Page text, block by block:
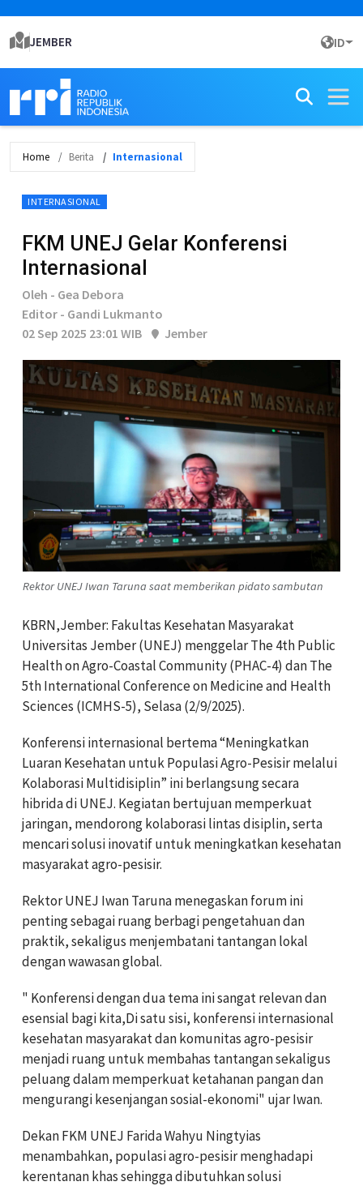
JEMBER ID
Home Berita Internasional
INTERNASIONAL
FKM UNEJ Gelar Konferensi
Internasional
Oleh - Gea Debora
Editor - Gandi Lukmanto
02 Sep 2025 23:01 WIB
Jember
Rektor UNEJ Iwan Taruna saat memberikan pidato sambutan
KBRN,Jember: Fakultas Kesehatan Masyarakat
Universitas Jember (UNEJ) menggelar The 4th Public
Health on Agro-Coastal Community (PHAC-4) dan The
5th International Conference on Medicine and Health
Sciences (ICMHS-5), Selasa (2/9/2025).
Konferensi internasional bertema “Meningkatkan
Luaran Kesehatan untuk Populasi Agro-Pesisir melalui
Kolaborasi Multidisiplin” ini berlangsung secara
hibrida di UNEJ. Kegiatan bertujuan memperkuat
jaringan, mendorong kolaborasi lintas disiplin, serta
mencari solusi inovatif untuk meningkatkan kesehatan
masyarakat agro-pesisir.
Rektor UNEJ Iwan Taruna menegaskan forum ini
penting sebagai ruang berbagi pengetahuan dan
praktik, sekaligus menjembatani tantangan lokal
dengan wawasan global.
" Konferensi dengan dua tema ini sangat relevan dan
esensial bagi kita,Di satu sisi, konferensi internasional
kesehatan masyarakat dan komunitas agro-pesisir
menjadi ruang untuk membahas tantangan sekaligus
peluang dalam memperkuat ketahanan pangan dan
mengurangi kesenjangan sosial-ekonomi" ujar Iwan.
Dekan FKM UNEJ Farida Wahyu Ningtyias
menambahkan, populasi agro-pesisir menghadapi
kerentanan khas sehingga dibutuhkan solusi